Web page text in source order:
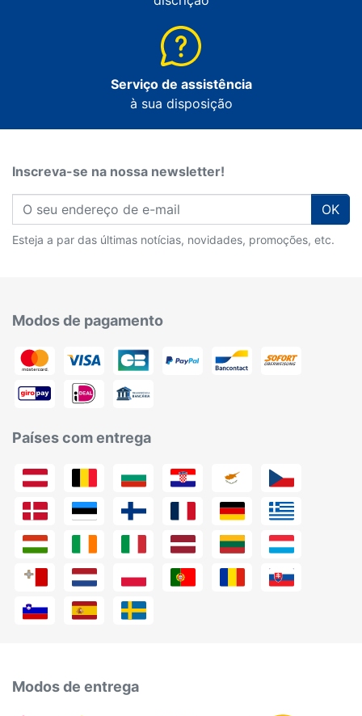
Serviço de assistência
à sua disposição
Inscreva-se na nossa newsletter!
OK
Esteja a par das últimas notícias, novidades, promoções, etc.
Modos de pagamento
Países com entrega
Modos de entrega